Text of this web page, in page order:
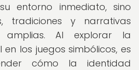
entorno inmediato, sino
tradiciones y narrativas
amplias. Al explorar la
los juegos simbólicos, es
cómo la identidad